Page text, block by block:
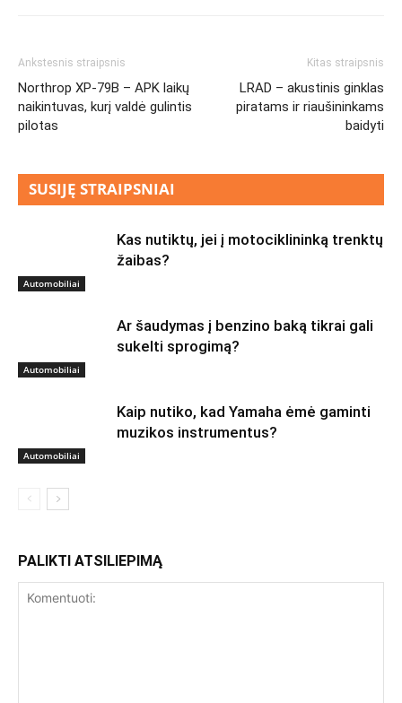
Ankstesnis straipsnis
Northrop XP-79B – APK laikų
naikintuvas, kurį valdė gulintis
pilotas
Kitas straipsnis
LRAD – akustinis ginklas
piratams ir riaušininkams
baidyti
SUSIJĘ STRAIPSNIAI
Automobiliai
Kas nutiktų, jei į motociklininką trenktų
žaibas?
Automobiliai
Ar šaudymas į benzino baką tikrai gali
sukelti sprogimą?
Automobiliai
Kaip nutiko, kad Yamaha ėmė gaminti
muzikos instrumentus?
PALIKTI ATSILIEPIMĄ